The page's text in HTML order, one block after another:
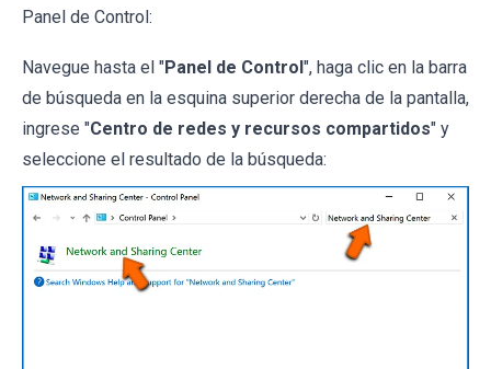
Panel de Control:
Navegue hasta el "Panel de Control", haga clic en la barra
de búsqueda en la esquina superior derecha de la pantalla,
ingrese "Centro de redes y recursos compartidos" y
seleccione el resultado de la búsqueda: